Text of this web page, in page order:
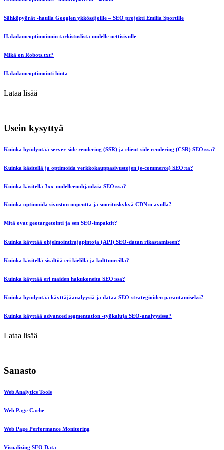
Sähköpyörät -haulla Googlen ykkössijoille – SEO projekti Emilia Sportille
Hakukoneoptimoinnin tarkistuslista uudelle nettisivulle
Mikä on Robots.txt?
Hakukoneoptimointi hinta
Lataa lisää
Usein kysyttyä
Kuinka hyödyntää server-side rendering (SSR) ja client-side rendering (CSR) SEO:ssa?
Kuinka käsitellä ja optimoida verkkokauppasivustojen (e-commerce) SEO:ta?
Kuinka käsitellä 3xx-uudelleenohjauksia SEO:ssa?
Kuinka optimoida sivuston nopeutta ja suorituskykyä CDN:n avulla?
Mitä ovat geotargetointi ja sen SEO-impaktit?
Kuinka käyttää ohjelmointirajapintoja (API) SEO-datan rikastamiseen?
Kuinka käsitellä sisältöä eri kielillä ja kulttuureilla?
Kuinka käyttää eri maiden hakukoneita SEO:ssa?
Kuinka hyödyntää käyttäjäanalyysiä ja dataa SEO-strategioiden parantamiseksi?
Kuinka käyttää advanced segmentation -työkaluja SEO-analyysissa?
Lataa lisää
Sanasto
Web Analytics Tools
Web Page Cache
Web Page Performance Monitoring
Visualizing SEO Data